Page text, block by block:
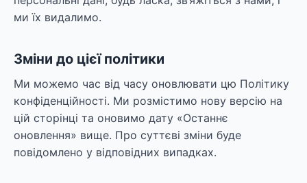
ми їх видалимо.
Зміни до цієї політики
Ми можемо час від часу оновлювати цю Політику
конфіденційності. Ми розмістимо нову версію на
цій сторінці та оновимо дату «Останнє
оновлення» вище. Про суттєві зміни буде
повідомлено у відповідних випадках.